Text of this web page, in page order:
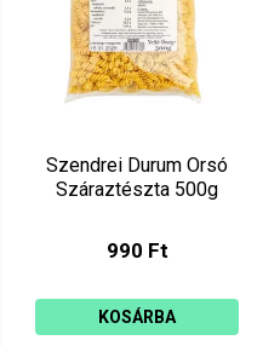
Szendrei Durum Orsó
Száraztészta 500g
990 Ft
KOSÁRBA